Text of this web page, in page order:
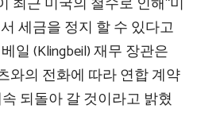
세금을 정지 할 수 있다고
일 (Klingbeil) 재무 장관은
와의 전화에 따라 연합 계약
되돌아 갈 것이라고 밝혔